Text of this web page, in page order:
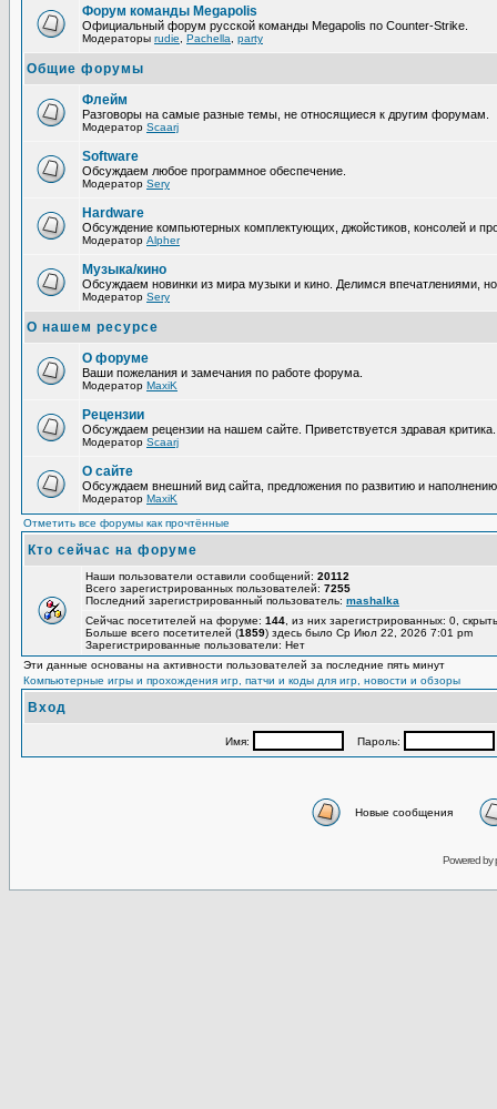
Форум команды Megapolis
Официальный форум русской команды Megapolis по Counter-Strike.
Модераторы rudie Pachella party
Общие форумы
Флейм
Разговоры на самые разные темы, не относящиеся к другим форумам.
Модератор Scaarj
Software
Обсуждаем любое программное обеспечение.
Модератор Sery
Hardware
Обсуждение компьютерных комплектующих, джойстиков, консолей и
Модератор Alpher
Музыка/кино
Обсуждаем новинки из мира музыки и кино. Делимся впечатлениями,
Модератор Sery
О нашем ресурсе
О форуме
Ваши пожелания и замечания по работе форума.
Модератор MaxiK
Рецензии
Обсуждаем рецензии на нашем сайте. Приветствуется здравая критика.
Модератор Scaarj
О сайте
Обсуждаем внешний вид сайта, предложения по развитию и
Модератор MaxiK
Отметить все форумы как прочтённые
Кто сейчас на форуме
Наши пользователи оставили сообщений: 20112
Всего зарегистрированных пользователей: 7255
Последний зарегистрированный пользователь: mashalka
Сейчас посетителей на форуме: 144 , из них зарегистрированных: 0,
Больше всего посетителей (1859) здесь было Ср Июл 22, 2026 7:01 pm
Зарегистрированные пользователи: Нет
Эти данные основаны на активности пользователей за последние пять минут
Компьютерные игры и прохождения игр, патчи и коды для игр, новости и обзоры
Вход
Имя: Пароль:
Новые сообщения
Powered by